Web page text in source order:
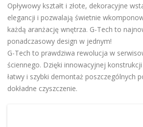
Opływowy kształt i złote, dekoracyjne
elegancji i pozwalają świetnie
każdą aranżację wnętrza. G-Tech to
ponadczasowy design w jednym!
G-Tech to prawdziwa rewolucja w
ściennego. Dzięki innowacyjnej
łatwy i szybki demontaż poszczególnych
dokładne czyszczenie.